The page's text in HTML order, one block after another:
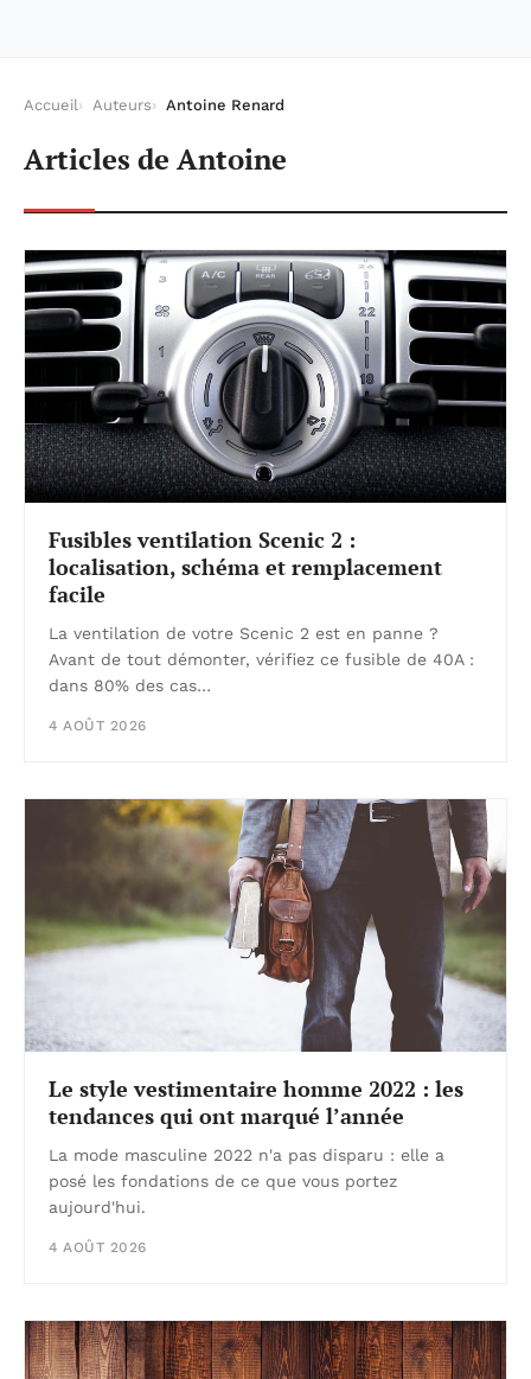
Accueil Auteurs Antoine Renard
Articles de Antoine
Fusibles ventilation Scenic 2 :
localisation, schéma et remplacement
facile
La ventilation de votre Scenic 2 est en panne ?
Avant de tout démonter, vérifiez ce fusible de 40A :
dans 80% des cas…
4 AOÛT 2026
Le style vestimentaire homme 2022 : les
tendances qui ont marqué l’année
La mode masculine 2022 n'a pas disparu : elle a
posé les fondations de ce que vous portez
aujourd'hui.
4 AOÛT 2026